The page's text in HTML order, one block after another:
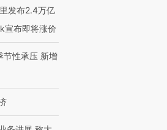
发布2.4万亿
宣布即将涨价
节性承压 新增